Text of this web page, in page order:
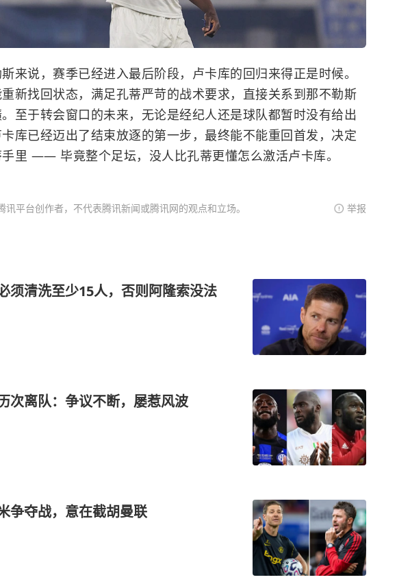
来说，赛季已经进入最后阶段，卢卡库的回归来得正是时候。
新找回状态，满足孔蒂严苛的战术要求，直接关系到那不勒斯
至于转会窗口的未来，无论是经纪人还是球队都暂时没有给出
库已经迈出了结束放逐的第一步，最终能不能重回首发，决定
里 —— 毕竟整个足坛，没人比孔蒂更懂怎么激活卢卡库。
讯平台创作者，不代表腾讯新闻或腾讯网的观点和立场。 举报
须清洗至少15人，否则阿隆索没法
次离队：争议不断，屡惹风波
争夺战，意在截胡曼联